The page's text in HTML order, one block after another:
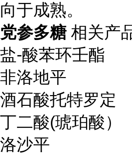
向于成熟。
党参多糖 相关产
盐-酸苯环壬酯
非洛地平
酒石酸托特罗定
丁二酸(琥珀酸）
洛沙平